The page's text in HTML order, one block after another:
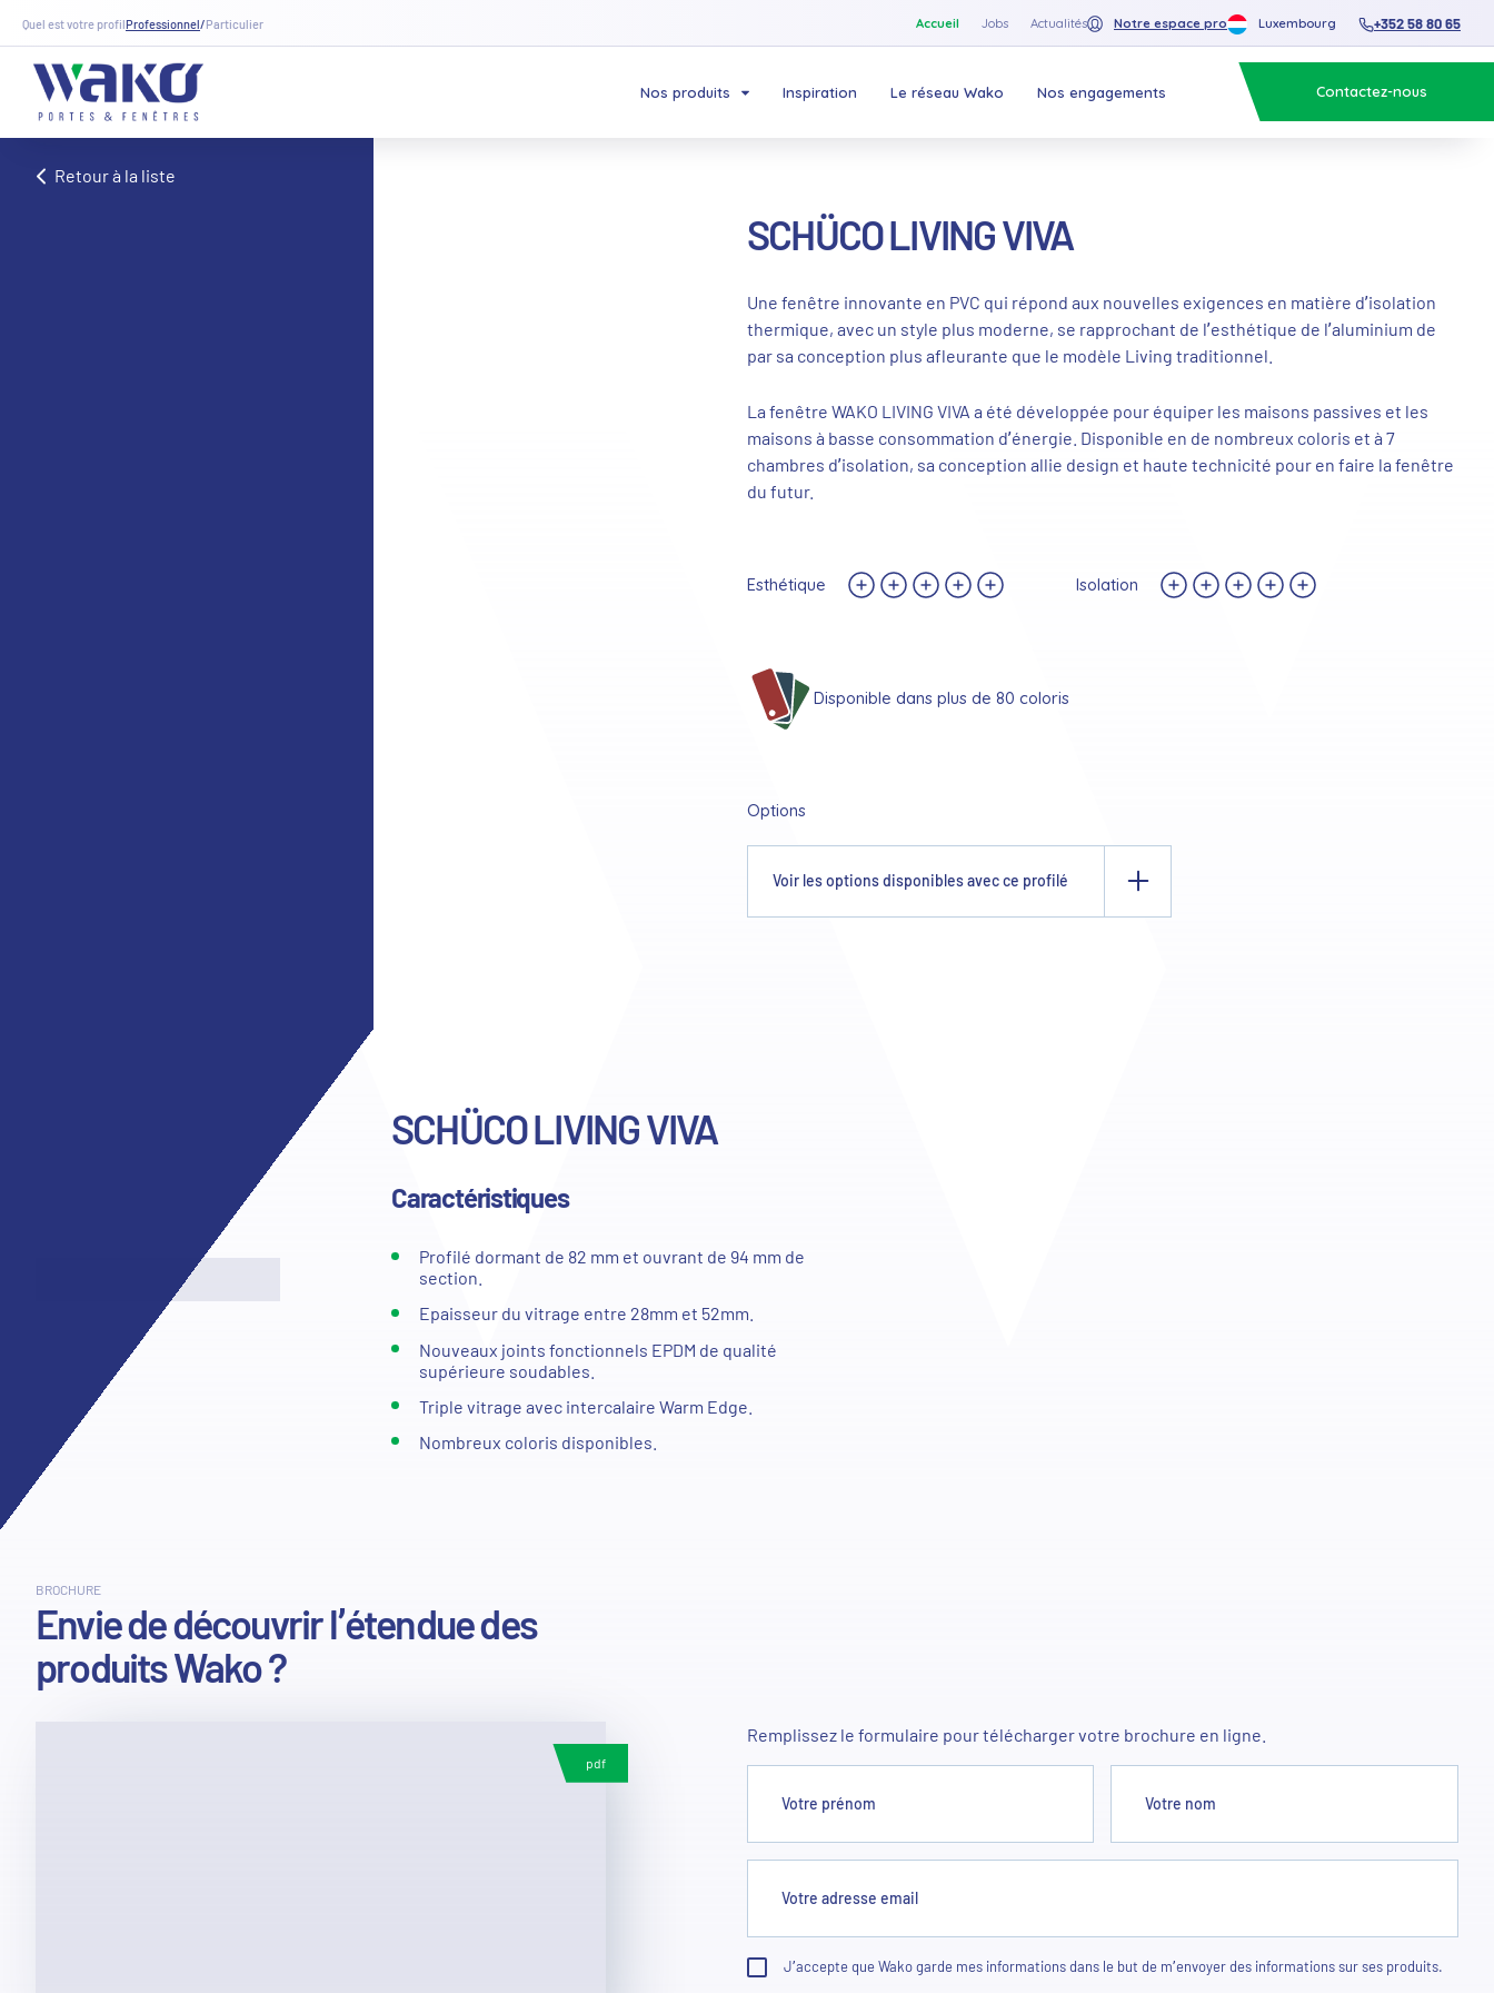
Quel est votre profilProfessionnel/Particulier Accueil Jobs Actualités Notre espace pro Luxembourg +352 58 80 65
Nos produits Inspiration Le réseau Wako Nos engagements Contactez-nous
Retour à la liste
SCHÜCO LIVING VIVA
Une fenêtre innovante en PVC qui répond aux nouvelles exigences en matière d’isolation
thermique, avec un style plus moderne, se rapprochant de l’esthétique de l’aluminium de
par sa conception plus afleurante que le modèle Living traditionnel.
La fenêtre WAKO LIVING VIVA a été développée pour équiper les maisons passives et les
maisons à basse consommation d’énergie. Disponible en de nombreux coloris et à 7
chambres d’isolation, sa conception allie design et haute technicité pour en faire la fenêtre
du futur.
Esthétique Isolation
Disponible dans plus de 80 coloris
Options
Voir les options disponibles avec ce profilé
SCHÜCO LIVING VIVA
Caractéristiques
Profilé dormant de 82 mm et ouvrant de 94 mm de
section.
Epaisseur du vitrage entre 28mm et 52mm.
Nouveaux joints fonctionnels EPDM de qualité
supérieure soudables.
Triple vitrage avec intercalaire Warm Edge.
Nombreux coloris disponibles.
BROCHURE
Envie de découvrir l’étendue des
produits Wako ?
pdf
Remplissez le formulaire pour télécharger votre brochure en ligne.
Votre prénom Votre nom
Votre adresse email
J’accepte que Wako garde mes informations dans le but de m’envoyer des informations sur ses produits.